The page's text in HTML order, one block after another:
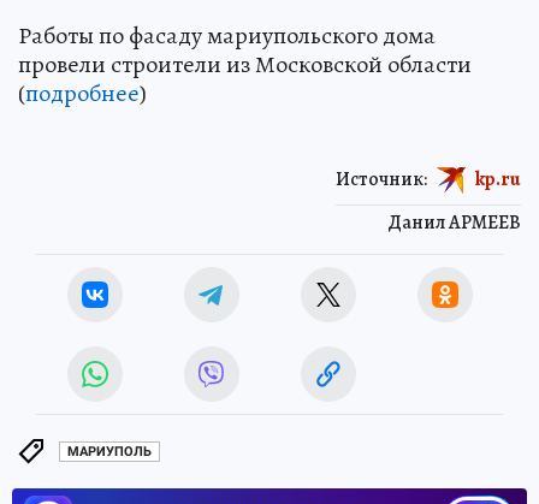
Работы по фасаду мариупольского дома
провели строители из Московской области
(подробнее)
Данил АРМЕЕВ
Источник: kp.ru
МАРИУПОЛЬ